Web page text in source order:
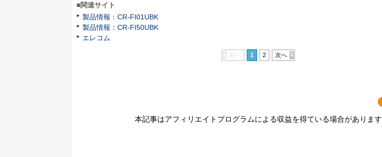
■関連サイト
製品情報：CR-FI01UBK
製品情報：CR-FI50UBK
エレコム
前へ 1 2 次へ
本記事はアフィリエイトプログラムによる収益を得ている場合があります